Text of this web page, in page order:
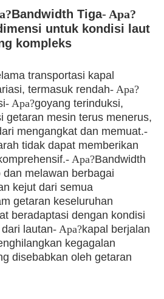
Bandwidth Tiga- Apa?
untuk kondisi laut
kompleks
transportasi kapal
termasuk rendah- Apa?
- Apa?goyang terinduksi,
getaran mesin terus menerus,
mengangkat dan memuat.-
tidak dapat memberikan
- Apa?Bandwidth
melawan berbagai
kejut dari semua
getaran keseluruhan
beradaptasi dengan kondisi
lautan- Apa?kapal berjalan
kegagalan
disebabkan oleh getaran